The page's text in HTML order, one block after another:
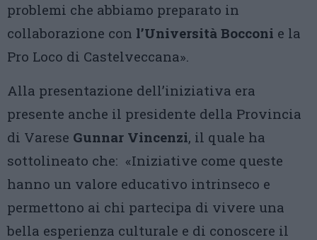
problemi che abbiamo preparato in
collaborazione con l’Università Bocconi e la
Pro Loco di Castelveccana».
Alla presentazione dell’iniziativa era
presente anche il presidente della Provincia
di Varese Gunnar Vincenzi, il quale ha
sottolineato che: «Iniziative come queste
hanno un valore educativo intrinseco e
permettono ai chi partecipa di vivere una
bella esperienza culturale e di conoscere il